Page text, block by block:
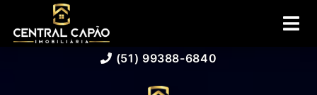
(51) 99388-6840